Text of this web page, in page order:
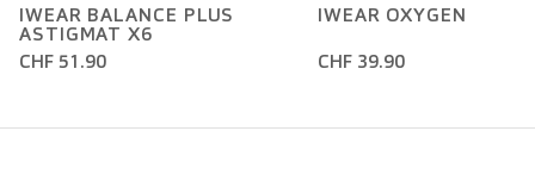
IWEAR BALANCE PLUS
ASTIGMAT X6
CHF 51.90
IWEAR OXYGEN
CHF 39.90